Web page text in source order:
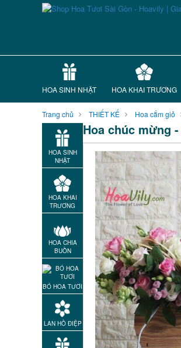
HOA SINH NHẬT HOA KHAI TRƯƠNG
Trang chủ THIẾT KẾ Hoa cắm giỏ
HOA SINH
NHẬT
HOA KHAI
TRƯƠNG
HOA CHIA
BUỒN
BÓ HOA TƯƠI
LAN HỒ ĐIỆP
Hoa chúc mừng